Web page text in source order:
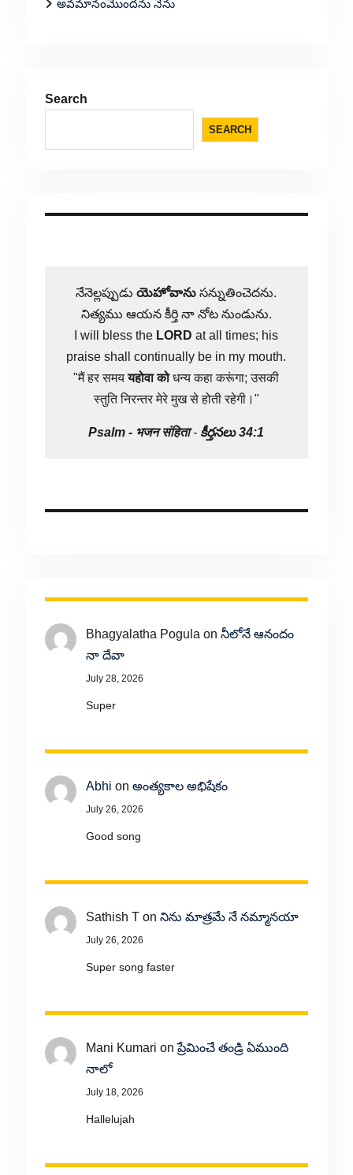
అవమానంమొందను నేను
Search
SEARCH
నేనెల్లప్పుడుయెహోవాను సన్నుతించెదను.
నిత్యము ఆయన కీర్తి నా నోట నుండును.
I will bless the LORD at all times; his
praise shall continually be in my mouth.
"मैं हर समययहोवा कोधन्य कहा करूंगा; उसकी
स्तुति निरन्तर मेरे मुख से होती रहेगी।"
Psalm - भजन संहिता- కీర్తనలు 34:1
Bhagyalatha Pogula on నీలోనే ఆనందం
నా దేవా
July 28, 2026
Super
Abhi on అంత్యకాల అభిషేకం
July 26, 2026
Good song
Sathish Ton నిను మాత్రమే నే నమ్మానయా
July 26, 2026
Super song faster
Mani Kumari onప్రేమించే తండ్రి ఏముంది
నాలో
July 18, 2026
Hallelujah